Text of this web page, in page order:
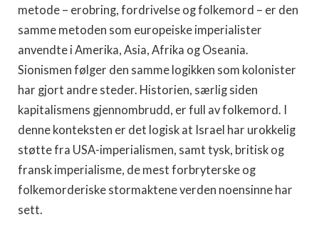
metode – erobring, fordrivelse og folkemord – er den
samme metoden som europeiske imperialister
anvendte i Amerika, Asia, Afrika og Oseania.
Sionismen følger den samme logikken som kolonister
har gjort andre steder. Historien, særlig siden
kapitalismens gjennombrudd, er full av folkemord. I
denne konteksten er det logisk at Israel har urokkelig
støtte fra USA-imperialismen, samt tysk, britisk og
fransk imperialisme, de mest forbryterske og
folkemorderiske stormaktene verden noensinne har
sett.